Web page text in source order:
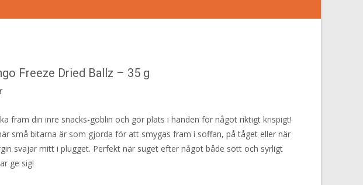
Freeze Dried Ballz – 35 g
fram din inre snacks-goblin och gör plats i handen för något riktigt krispigt!
små bitarna är som gjorda för att smygas fram i soffan, på tåget eller när
svajar mitt i plugget. Perfekt när suget efter något både sött och syrligt
ge sig!